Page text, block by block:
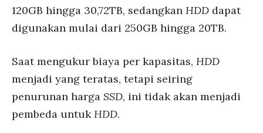
120GB hingga 30,72TB, sedangkan HDD dapat
digunakan mulai dari 250GB hingga 20TB.
Saat mengukur biaya per kapasitas, HDD
menjadi yang teratas, tetapi seiring
penurunan harga SSD, ini tidak akan menjadi
pembeda untukHDD.